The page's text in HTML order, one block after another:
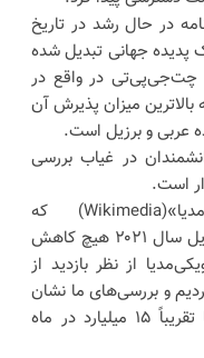
در حال رشد در تاریخ
پدیده جهانی تبدیل شده
چت‌جی‌پی‌تی در واقع در
میزان پذیرش آن
عربی و برزیل است.
در غیاب بررسی
است.
سخنگوی سازمان غیرانتفاعی «ویکی‌مدیا»(Wikimedia) که
ویکی‌پدیا را اداره می‌کند، گفت: ما از اوایل سال ۲۰۲۱ هیچ کاهش
از نظر بازدید از
و بررسی‌های ما نشان
می‌دهد که بازدید از صفحات ویکی‌پدیا تقریباً ۱۵ میلیارد در ماه